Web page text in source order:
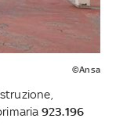
©Ansa
923.196